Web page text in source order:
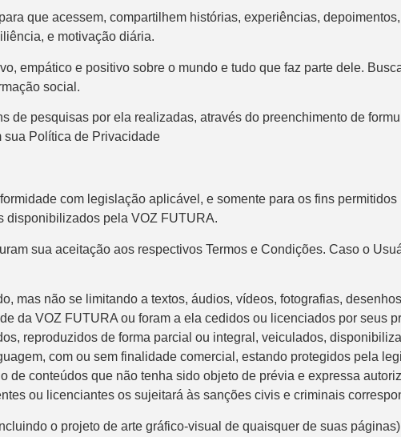
que acessem, compartilhem histórias, experiências,
e motivação diária.
empático e positivo sobre o mundo e tudo que faz parte dele.
social.
pesquisas por ela realizadas, através do preenchimento de
sua Política de Privacidade
com legislação aplicável, e somente para os fins
disponibilizados pela VOZ FUTURA.
sua aceitação aos respectivos Termos e Condições. Caso o
mas não se limitando a textos, áudios, vídeos, fotografias,
da VOZ FUTURA ou foram a ela cedidos ou licenciados por seus
reproduzidos de forma parcial ou integral, veiculados,
com ou sem finalidade comercial, estando protegidos pela
conteúdos que não tenha sido objeto de prévia e expressa
ou licenciantes os sujeitará às sanções civis e criminais
o projeto de arte gráfico-visual de quaisquer de suas